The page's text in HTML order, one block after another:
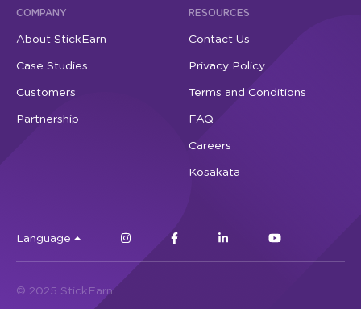
COMPANY
About StickEarn
Case Studies
Customers
Partnership
RESOURCES
Contact Us
Privacy Policy
Terms and Conditions
FAQ
Careers
Kosakata
© 2025 StickEarn.
Language